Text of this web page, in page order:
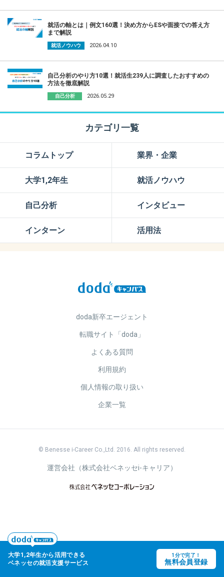
就活の軸とは｜例文160選！決め方からESや面接での答え方
まで解説
就活ノウハウ 2026.04.10
自己分析のやり方10選！就活生239人に調査したおすすめの
方法を徹底解説
自己分析 2026.05.29
カテゴリ一覧
コラムトップ
大学1,2年生
自己分析
インターン
業界・企業
就活ノウハウ
インタビュー
活用法
大学1,2年生から活用できる
ベネッセの就活支援サービス
1分で完了！
無料会員登録
doda新卒エージェント
転職サイト「doda」
よくある質問
利用規約
個人情報の取り扱い
企業一覧
© Benesse i-Career Co.,Ltd. 2016. All rights reserved.
運営会社（株式会社ベネッセi-キャリア）
keyboard_arrow_up